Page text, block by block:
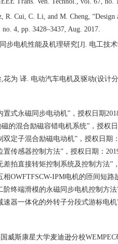
Cui, C. Li, and M. Cheng,
4, pp. 3428–3437, Aug. 2017.
步电机性能及机理研究[J]. 电工技
,花为 译. 电动汽车电机及驱动(设计
置式永磁同步电动机”，授权日期
磁的混合励磁容错电机系统”，授权
定子混合励磁电动机”，授权日期：
传感器控制方法”，授权日期：
拍直接转矩控制系统及控制方法”
相OWFTFSCW-IPM电机的匝间短路
终端滑模的永磁同步电机控制方法
速器一体化的外转子分段式游标电机
威斯康星大学麦迪逊分校WEMPEC